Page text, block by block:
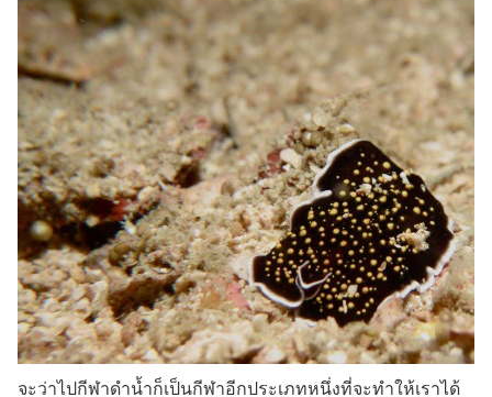
จะว่าไปกีฬาดำน้ำก็เป็นกีฬาอีกประเภทหนึ่งที่จะทำให้เราได้